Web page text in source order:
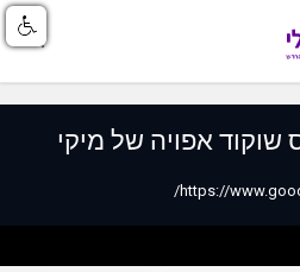
אפויה של מיקי
https://